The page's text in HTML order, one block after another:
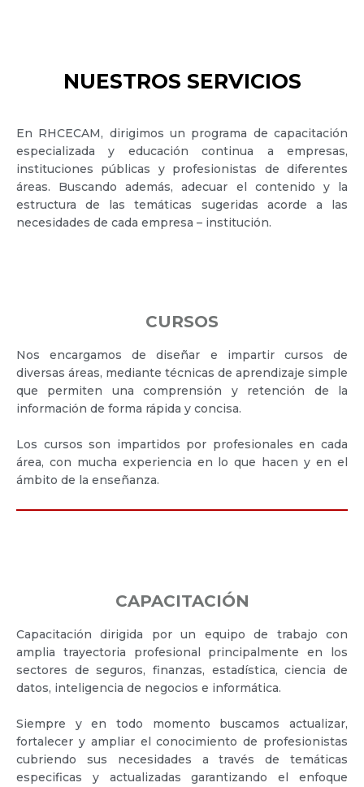
NUESTROS SERVICIOS
En RHCECAM, dirigimos un programa de capacitación
especializada y educación continua a empresas,
instituciones públicas y profesionistas de diferentes
áreas. Buscando además, adecuar el contenido y la
estructura de las temáticas sugeridas acorde a las
necesidades de cada empresa – institución.
CURSOS
Nos encargamos de diseñar e impartir cursos de
diversas áreas, mediante técnicas de aprendizaje simple
que permiten una comprensión y retención de la
información de forma rápida y concisa.
Los cursos son impartidos por profesionales en cada
área, con mucha experiencia en lo que hacen y en el
ámbito de la enseñanza.
CAPACITACIÓN
Capacitación dirigida por un equipo de trabajo con
amplia trayectoria profesional principalmente en los
sectores de seguros, finanzas, estadística, ciencia de
datos, inteligencia de negocios e informática.
Siempre y en todo momento buscamos actualizar,
fortalecer y ampliar el conocimiento de profesionistas
cubriendo sus necesidades a través de temáticas
especificas y actualizadas garantizando el enfoque